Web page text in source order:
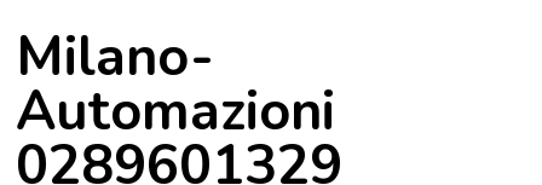
Milano-
Automazioni
0289601329